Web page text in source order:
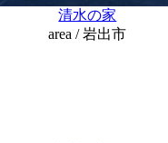
清水の家
area / 岩出市